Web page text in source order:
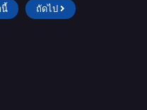
นี้ ถัดไป